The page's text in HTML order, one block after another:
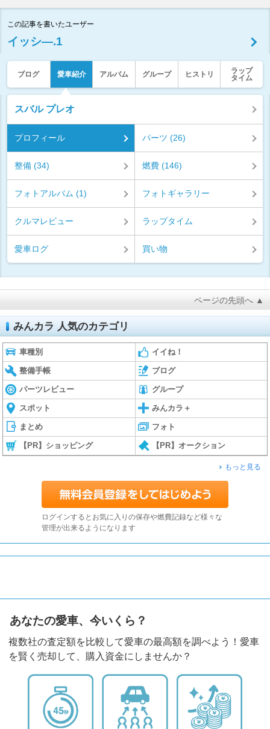
この記事を書いたユーザー
イッシ―.1
ブログ 愛車紹介 アルバム グループ ヒストリ
ラップ
タイム
スバル プレオ
プロフィール パーツ (26)
整備 (34) 燃費 (146)
フォトアルバム (1) フォトギャラリー
クルマレビュー ラップタイム
愛車ログ 買い物
ページの先頭へ ▲
みんカラ 人気のカテゴリ
車種別 イイね！
整備手帳 ブログ
パーツレビュー グループ
スポット みんカラ＋
まとめ フォト
【PR】ショッピング 【PR】オークション
もっと見る
ログインするとお気に入りの保存や燃費記録など様々な
管理が出来るようになります
あなたの愛車、今いくら？
複数社の査定額を比較して愛車の最高額を調べよう！愛車
を賢く売却して、購入資金にしませんか？